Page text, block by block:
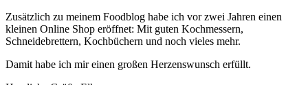
Zusätzlich zu meinem Foodblog habe ich vor zwei Jahren einen
kleinen Online Shop eröffnet: Mit guten Kochmessern,
Schneidebrettern, Kochbüchern und noch vieles mehr.
Damit habe ich mir einen großen Herzenswunsch erfüllt.